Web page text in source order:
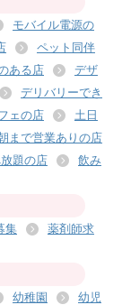
モバイル電源の
ペット同伴
ある店
デザ
デリバリーでき
ェの店
土日
まで営業ありの店
題の店
飲み
集
薬剤師求
幼稚園
幼児